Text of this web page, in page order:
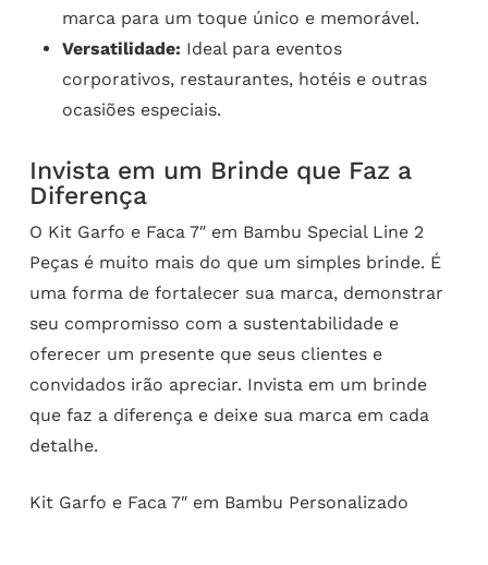
marca para um toque único e memorável.
Versatilidade: Ideal para eventos
corporativos, restaurantes, hotéis e outras
ocasiões especiais.
Invista em um Brinde que Faz a
Diferença
O Kit Garfo e Faca 7″ em Bambu Special Line 2
Peças é muito mais do que um simples brinde. É
uma forma de fortalecer sua marca, demonstrar
seu compromisso com a sustentabilidade e
oferecer um presente que seus clientes e
convidados irão apreciar. Invista em um brinde
que faz a diferença e deixe sua marca em cada
detalhe.
Kit Garfo e Faca 7″ em Bambu Personalizado